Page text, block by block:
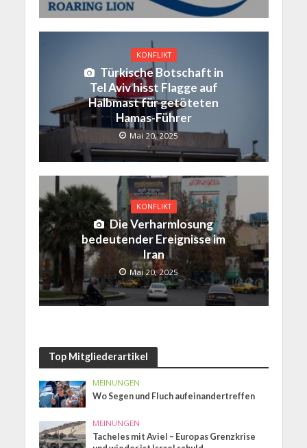
KONFLIKT
Türkische Botschaft in
Tel Aviv hisst Flagge auf
Halbmast für getöteten
Hamas-Führer
Mai 20, 2025
KONFLIKT
Die Verharmlosung
bedeutender Ereignisse im
Iran
Mai 20, 2025
Top Mitgliederartikel
MEINUNGEN
Wo Segen und Fluch aufeinandertreffen
MEINUNGEN
Tacheles mit Aviel – Europas Grenzkrise